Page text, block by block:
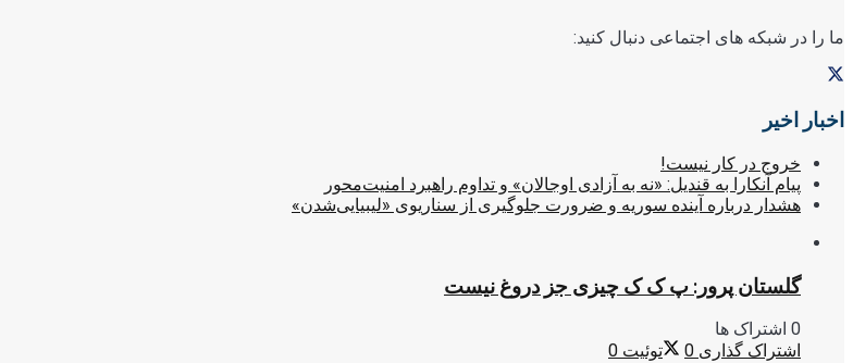
ما را در شبکه های اجتماعی دنبال کنید:
اخبار اخیر
خروج در کار نیست!
پیام آنکارا به قندیل: «نه به آزادی اوجالان» و تداوم راهبرد امنیت‌محور
هشدار درباره آینده سوریه و ضرورت جلوگیری از سناریوی «لیبیایی‌شدن»
گلستان پرور: پ ک ک چیزی جز دروغ نیست
0 اشتراک ها
اشتراک گذاری 0 توئیت 0